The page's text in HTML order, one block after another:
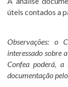
úteis contados a
Observações: o
interessado sobre
Confea poderá,
documentação